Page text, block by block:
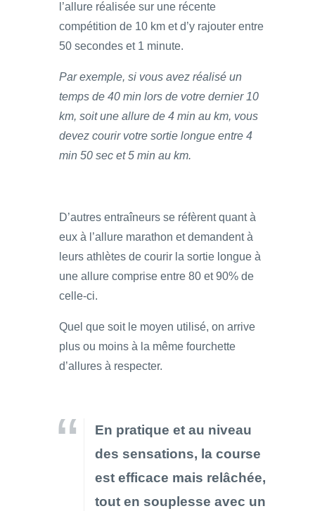
l’allure réalisée sur une récente
compétition de 10 km et d’y rajouter entre
50 secondes et 1 minute.
Par exemple, si vous avez réalisé un
temps de 40 min lors de votre dernier 10
km, soit une allure de 4 min au km, vous
devez courir votre sortie longue entre 4
min 50 sec et 5 min au km.
D’autres entraîneurs se réfèrent quant à
eux à l’allure marathon et demandent à
leurs athlètes de courir la sortie longue à
une allure comprise entre 80 et 90% de
celle-ci.
Quel que soit le moyen utilisé, on arrive
plus ou moins à la même fourchette
d’allures à respecter.
En pratique et au niveau
des sensations, la course
est efficace mais relâchée,
tout en souplesse avec un